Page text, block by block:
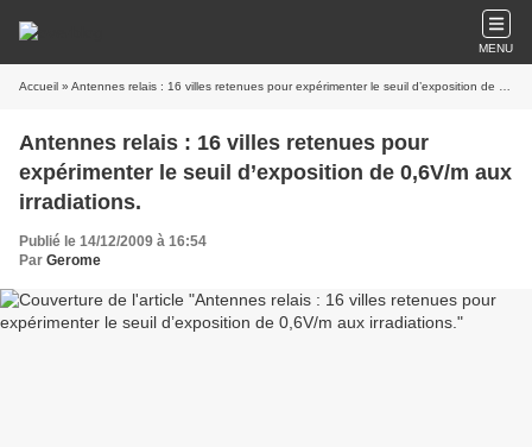
MENU
Accueil » Antennes relais : 16 villes retenues pour expérimenter le seuil d’exposition de 0,6V/m aux irradiations.
Antennes relais : 16 villes retenues pour
expérimenter le seuil d’exposition de 0,6V/m aux
irradiations.
Publié le 14/12/2009 à 16:54
Par Gerome